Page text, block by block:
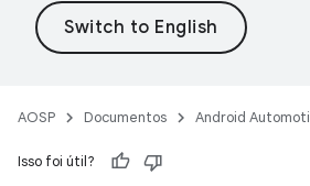
AOSP Documentos Android
Isso foi útil?